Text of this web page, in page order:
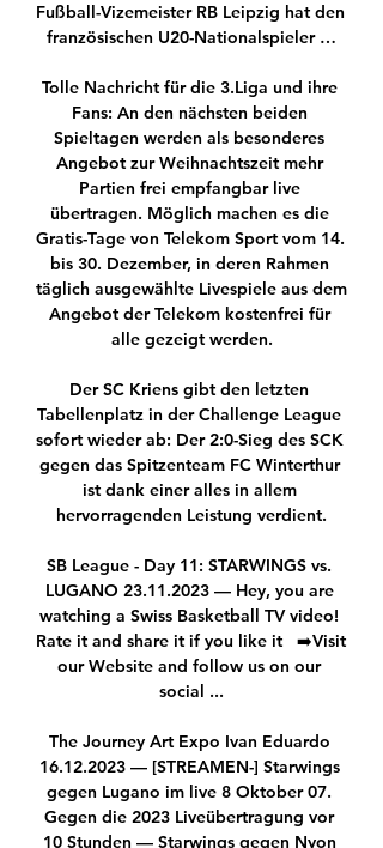
Fußball-Vizemeister RB Leipzig hat den
französischen U20-Nationalspieler …
Tolle Nachricht für die 3.Liga und ihre
Fans: An den nächsten beiden
Spieltagen werden als besonderes
Angebot zur Weihnachtszeit mehr
Partien frei empfangbar live
übertragen. Möglich machen es die
Gratis-Tage von Telekom Sport vom 14.
bis 30. Dezember, in deren Rahmen
täglich ausgewählte Livespiele aus dem
Angebot der Telekom kostenfrei für
alle gezeigt werden.
Der SC Kriens gibt den letzten
Tabellenplatz in der Challenge League
sofort wieder ab: Der 2:0-Sieg des SCK
gegen das Spitzenteam FC Winterthur
ist dank einer alles in allem
hervorragenden Leistung verdient.
SB League - Day 11: STARWINGS vs.
LUGANO 23.11.2023 — Hey, you are
watching a Swiss Basketball TV video!
Rate it and share it if you like it   ➡️Visit
our Website and follow us on our
social ...
The Journey Art Expo Ivan Eduardo
16.12.2023 — [STREAMEN-] Starwings
gegen Lugano im live 8 Oktober 07.
Gegen die 2023 Liveübertragung vor
10 Stunden — Starwings gegen Nyon